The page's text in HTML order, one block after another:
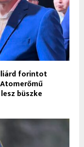
forintot
büszke